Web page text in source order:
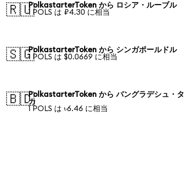
🇷🇺PolkastarterToken から ロシア・ルーブル
1 POLS は ₽4.30 に相当
🇸🇬PolkastarterToken から シンガポールドル
1 POLS は $0.0669 に相当
🇧🇩PolkastarterToken から バングラデシュ・タ
カ
1 POLS は ৳6.46 に相当